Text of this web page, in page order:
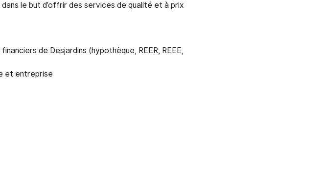
le but d’offrir des services de qualité et à prix
de Desjardins (hypothèque, REER, REEE,
et entreprise